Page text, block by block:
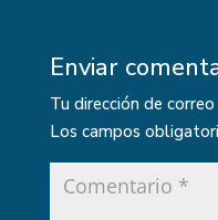
Enviar
Tu dirección de
Los campos